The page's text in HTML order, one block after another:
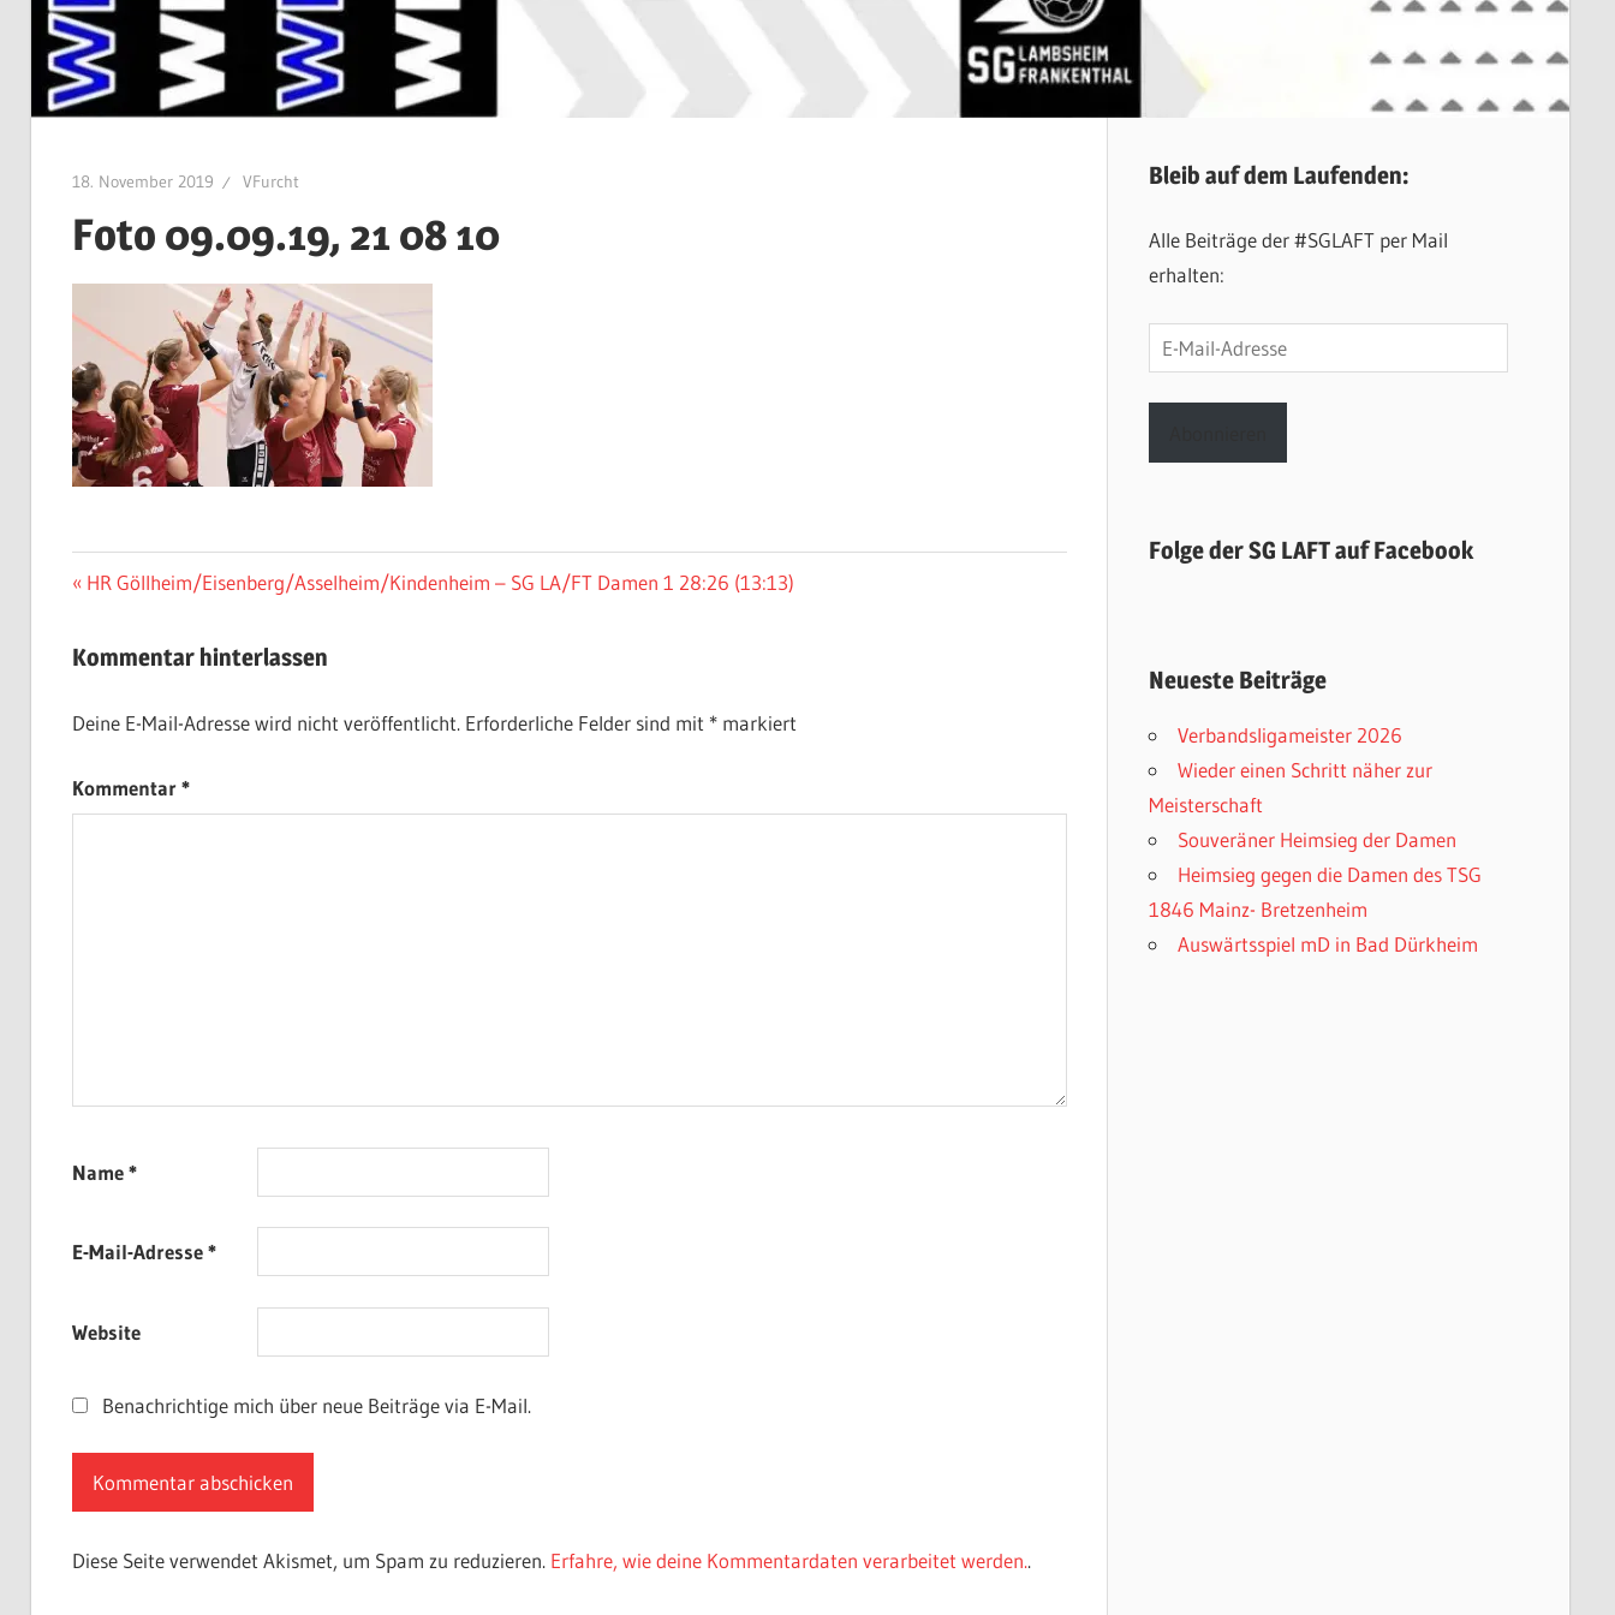
18. November 2019 VFurcht
Foto 09.09.19, 21 08 10
Beitragsnavigation
Vorheriger
HR Göllheim/Eisenberg/Asselheim/Kindenheim – SG LA/FT Damen 1 28:26 (13:13)
Kommentar hinterlassen
Deine E-Mail-Adresse wird nicht veröffentlicht. Erforderliche Felder sind mit *markiert
Kommentar*
Name*
E-Mail-Adresse*
Website
Benachrichtige mich über neue Beiträge via E-Mail.
Diese Seite verwendet Akismet, um Spam zu reduzieren. Erfahre, wie deine Kommentardaten verarbeitet werden..
Bleib auf dem Laufenden:
Alle Beiträge der #SGLAFT per Mail
erhalten:
E-
Mail-
Adresse
Folge der SG LAFT auf Facebook
Neueste Beiträge
Verbandsligameister 2026
Wieder einen Schritt näher zur
Meisterschaft
Souveräner Heimsieg der Damen
Heimsieg gegen die Damen des TSG
1846 Mainz- Bretzenheim
Auswärtsspiel mD in Bad Dürkheim